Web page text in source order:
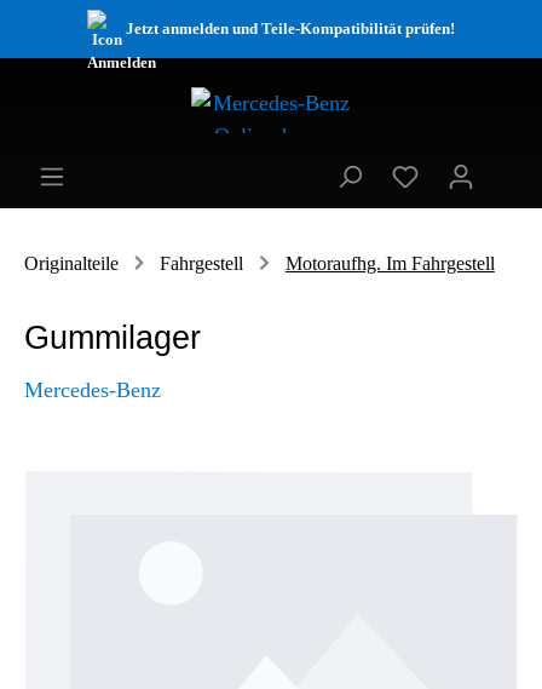
Jetzt anmelden und Teile-Kompatibilität prüfen!
Originalteile Fahrgestell Motoraufhg. Im Fahrgestell
Gummilager
Mercedes-Benz